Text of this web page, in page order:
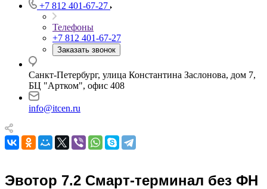
+7 812 401-67-27
Телефоны
+7 812 401-67-27
Заказать звонок
Санкт-Петербург, улица Константина Заслонова, дом 7,
БЦ "Артком", офис 408
info@itcen.ru
Эвотор 7.2 Смарт-терминал без ФН